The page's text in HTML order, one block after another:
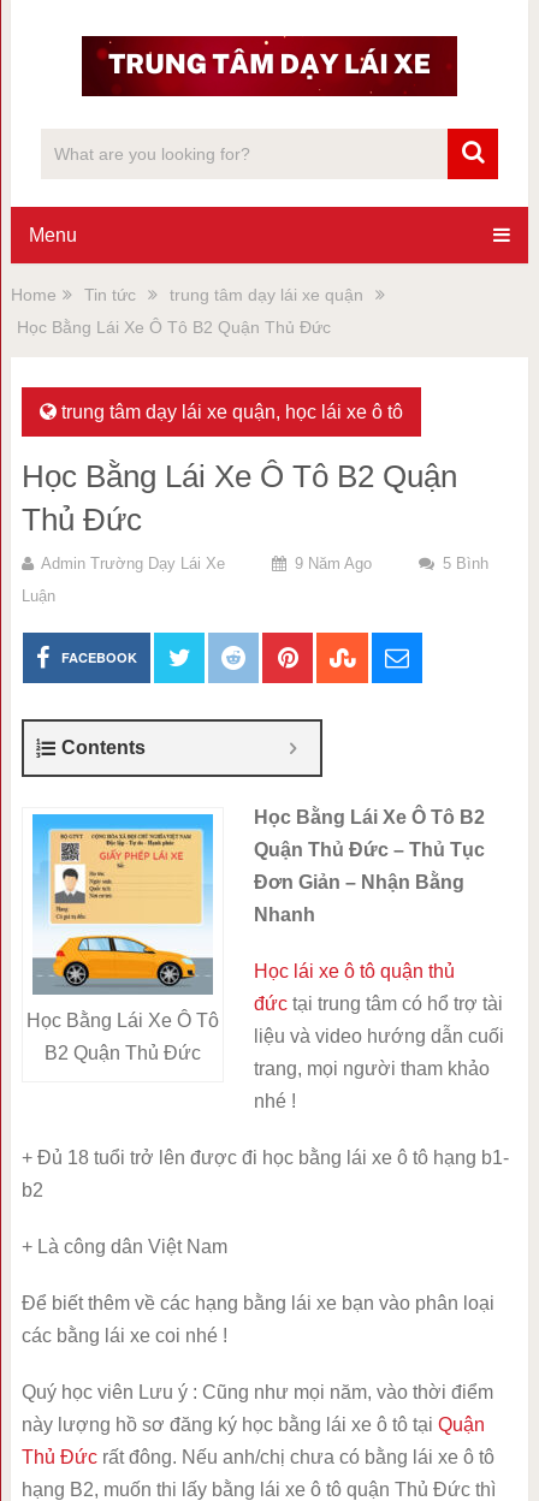
Menu
Home Tin tức
trung tâm dạy lái xe quận
Học Bằng Lái Xe Ô Tô B2 Quận Thủ Đức
trung tâm dạy lái xe quận, học lái xe ô tô
Học Bằng Lái Xe Ô Tô B2 Quận
Thủ Đức
Admin Trường Dạy Lái Xe 9 Năm Ago
5 Bình
Luận
FACEBOOK
Contents
Học Bằng Lái Xe Ô Tô
B2 Quận Thủ Đức
Học Bằng Lái Xe Ô Tô B2
Quận Thủ Đức – Thủ Tục
Đơn Giản – Nhận Bằng
Nhanh
Học lái xe ô tô quận thủ
đứctại trung tâm có hổ trợ tài
liệu và video hướng dẫn cuối
trang, mọi người tham khảo
nhé !
+ Đủ 18 tuổi trở lên được đi học bằng lái xe ô tô hạng b1-
b2
+ Là công dân Việt Nam
Để biết thêm về các hạng bằng lái xe bạn vào phân loại
các bằng lái xe coi nhé !
Quý học viên Lưu ý : Cũng như mọi năm, vào thời điểm
này lượng hồ sơ đăng ký học bằng lái xe ô tô tại Quận
Thủ Đứcrất đông. Nếu anh/chị chưa có bằng lái xe ô tô
hạng B2, muốn thi lấy bằng lái xe ô tô quận Thủ Đức thì